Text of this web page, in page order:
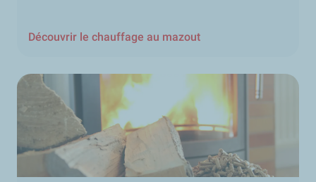
Découvrir le chauffage au mazout